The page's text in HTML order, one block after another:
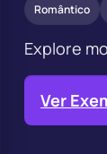
Romântico
Explore
Ver